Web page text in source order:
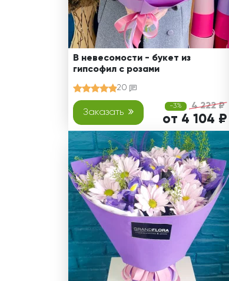
В невесомости - букет из
гипсофил с розами
20
Заказать
-3% 4 222 ₽
от 4 104 ₽